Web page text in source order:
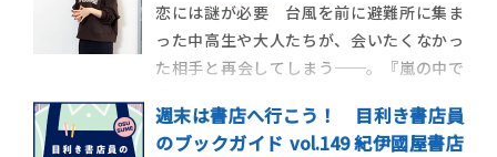
恋には謎が必要 台風を前に避難所に集ま
った中高生や大人たちが、会いたくなかっ
た相手と再会してしまう──。『嵐の中で
まざまなドラマを詰め込んだ、著者初挑戦
となる群像劇だ。人生がガラッと変わる一
週末は書店へ行こう！ 目利き書店員
のブックガイド vol.149 紀伊國屋書店